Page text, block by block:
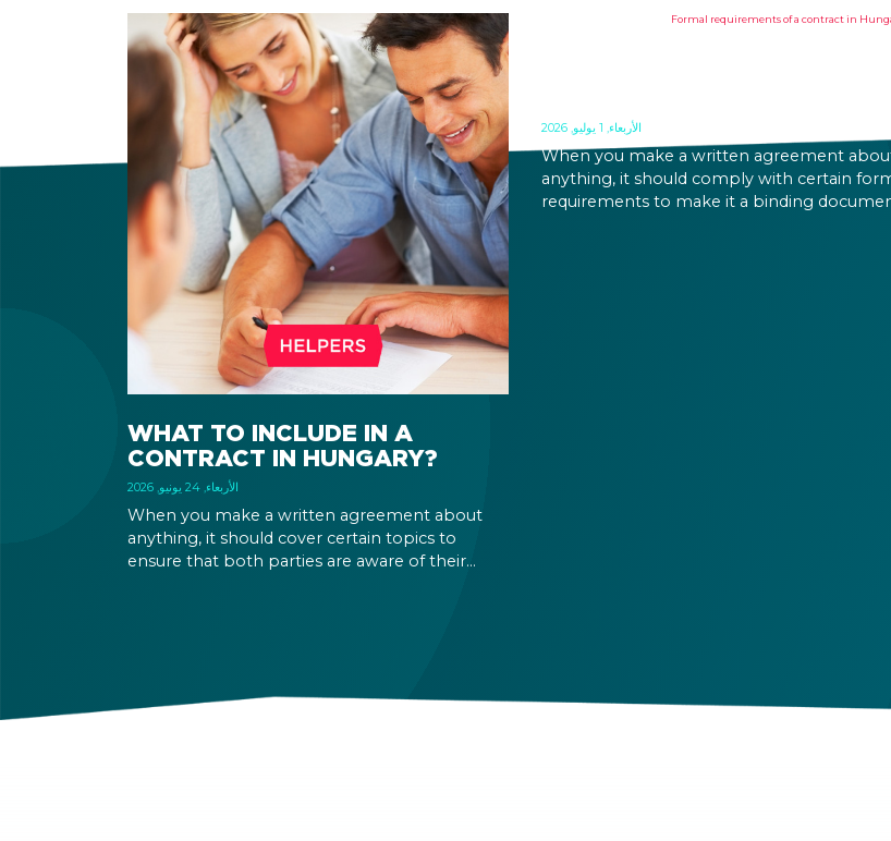
الأربعاء, 1 يوليو, 2026
When you make a written agreement
anything, it should comply with certain
requirements to make it a binding
WHAT TO INCLUDE IN A
CONTRACT IN HUNGARY?
الأربعاء, 24 يونيو, 2026
When you make a written agreement about
anything, it should cover certain topics to
ensure that both parties are aware of their